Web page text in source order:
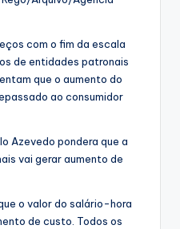
com o fim da escala
de entidades patronais
que o aumento do
ao consumidor
Azevedo pondera que a
vai gerar aumento de
o valor do salário-hora
de custo. Todos os